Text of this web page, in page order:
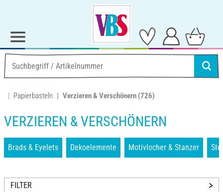
Papierbasteln Verzieren & Verschönern (726)
VERZIEREN & VERSCHÖNERN
Brads & Eyelets Dekoelemente Motivlocher & Stanzer
FILTER